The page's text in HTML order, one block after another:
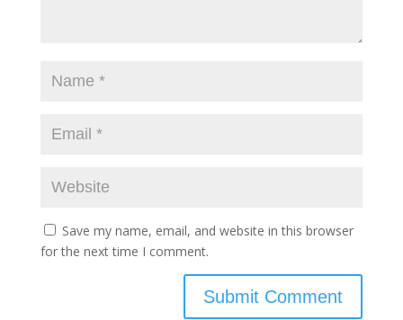
Save my name, email, and website in this browser
for the next time I comment.